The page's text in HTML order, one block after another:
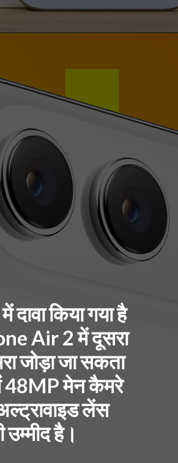
दावा किया गया है
Air 2 में दूसरा
जोड़ा जा सकता
48MP मेन कैमरे
लेंस
है।